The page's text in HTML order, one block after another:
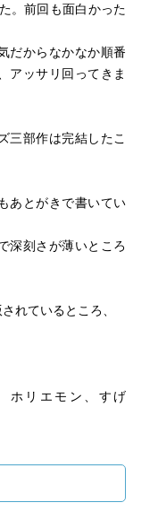
。前回も面白かった
だからなかなか順番
アッサリ回ってきま
三部作は完結したこ
あとがきで書いてい
深刻さが薄いところ
れているところ、
ホリエモン、すげ